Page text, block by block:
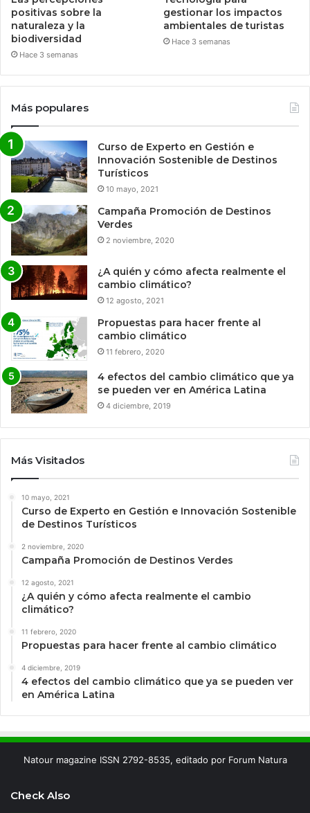
positivas sobre la
naturaleza y la
biodiversidad
Hace 3 semanas
gestionar los impactos
ambientales de turistas
Hace 3 semanas
Más populares
Curso de Experto en Gestión e
Innovación Sostenible de Destinos
Turísticos
10 mayo, 2021
Campaña Promoción de Destinos
Verdes
2 noviembre, 2020
¿A quién y cómo afecta realmente el
cambio climático?
12 agosto, 2021
Propuestas para hacer frente al
cambio climático
11 febrero, 2020
4 efectos del cambio climático que ya
se pueden ver en América Latina
4 diciembre, 2019
Más Visitados
10 mayo, 2021
Curso de Experto en Gestión e Innovación Sostenible
de Destinos Turísticos
2 noviembre, 2020
Campaña Promoción de Destinos Verdes
12 agosto, 2021
¿A quién y cómo afecta realmente el cambio
climático?
11 febrero, 2020
Propuestas para hacer frente al cambio climático
4 diciembre, 2019
4 efectos del cambio climático que ya se pueden ver
en América Latina
Natour magazine ISSN 2792-8535, editado por Forum Natura
Check Also